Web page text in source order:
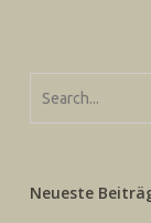
Neueste